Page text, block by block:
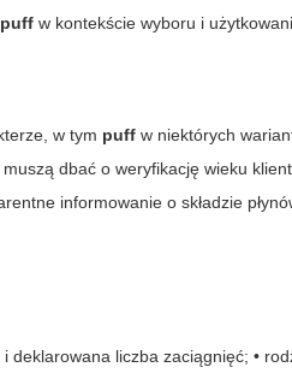
puff w kontekście wyboru i
w tym puff w niektórych
muszą dbać o weryfikację wieku
informowanie o składzie
deklarowana liczba zaciągnięć; •